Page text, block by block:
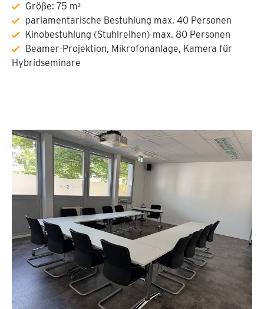
Größe: 75 m²
parlamentarische Bestuhlung max. 40 Personen
Kinobestuhlung (Stuhlreihen) max. 80 Personen
Beamer-Projektion, Mikrofonanlage, Kamera für
Hybridseminare